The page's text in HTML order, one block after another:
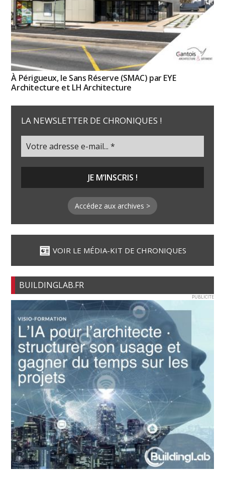
À Périgueux, le Sans Réserve (SMAC) par EYE
Architecture et LH Architecture
LA NEWSLETTER DE CHRONIQUES !
Accédez aux archives >
VOIR LE MÉDIA-KIT DE CHRONIQUES
BUILDINGLAB.FR
PUBLICITE